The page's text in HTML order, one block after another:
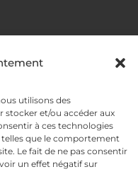
utilisons des
stocker et/ou accéder aux
à ces technologies
que le comportement
Le fait de ne pas consentir
un effet négatif sur